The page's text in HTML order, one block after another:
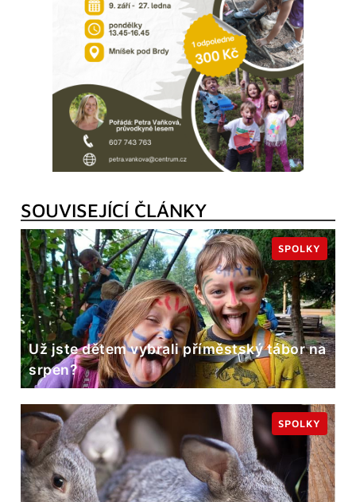
SOUVISEJÍCÍ ČLÁNKY
Už jste dětem vybrali příměstský tábor na
srpen?
SPOLKY
SPOLKY